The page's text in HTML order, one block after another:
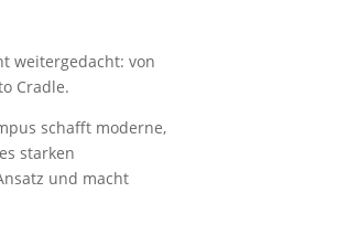
weitergedacht: von
Cradle.
schafft moderne,
starken
und macht